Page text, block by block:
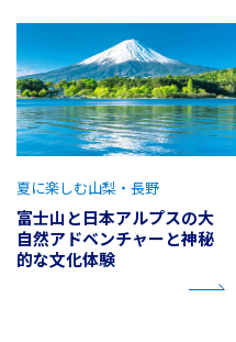
富士山と日本アルプスの大
自然アドベンチャーと神秘
的な文化体験
夏に楽しむ山梨・長野